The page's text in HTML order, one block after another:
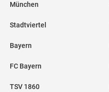
München
Stadtviertel
Bayern
FC Bayern
TSV 1860